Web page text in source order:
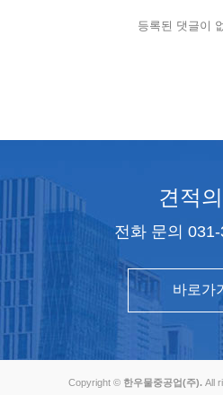
등록된 댓글이
견적
전화 문의
바로가기
Copyright © 한우물중공업(주). All